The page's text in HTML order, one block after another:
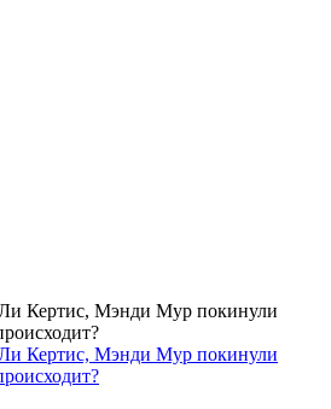
Кертис, Мэнди Мур покинули
Кертис, Мэнди Мур покинули